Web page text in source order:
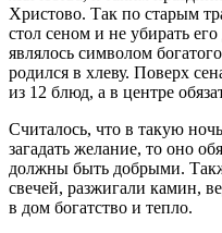
Христово. Так по старым
стол сеном и не убирать
являлось символом
родился в хлеву. Поверх
из 12 блюд, а в центре
Считалось, что в такую
загадать желание, то оно
должны быть добрыми.
свечей, разжигали камин,
в дом богатство и тепло.